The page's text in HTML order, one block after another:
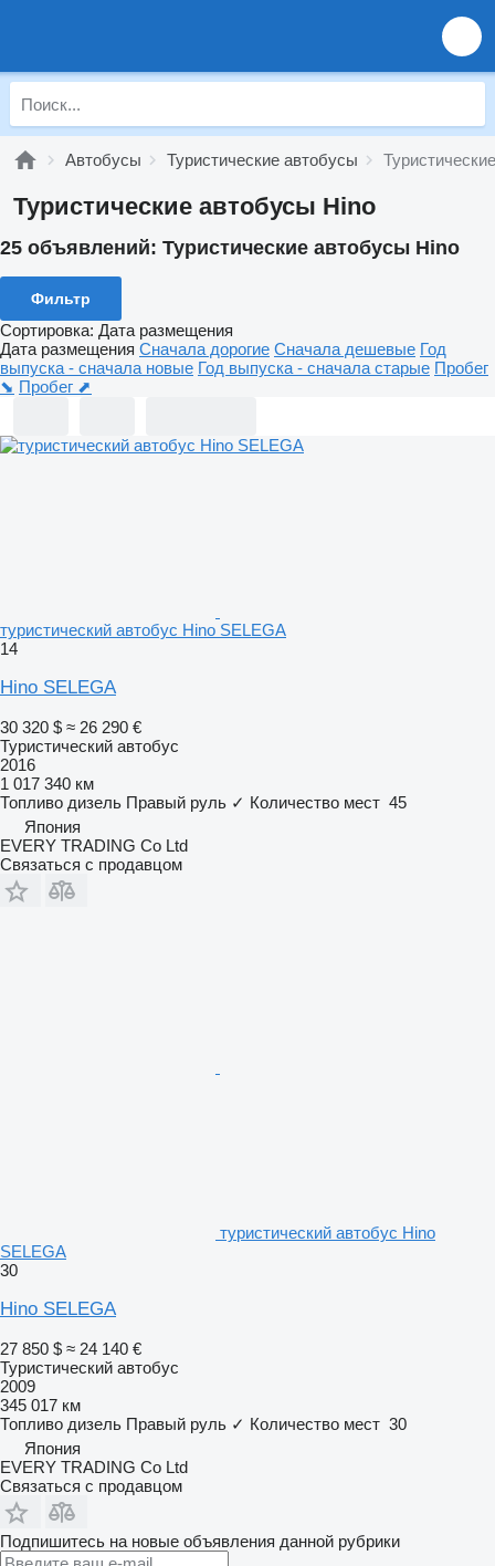
Автобусы Туристические автобусы
Туристические автобусы Hino
25 объявлений: Туристические автобусы Hino
Фильтр
Сортировка: Дата размещения
Дата размещения Сначала дорогие Сначала дешевые Год
выпуска - сначала новые Год выпуска - сначала старые Пробег
⬊ Пробег ⬈
туристический автобус Hino SELEGA
14
Hino SELEGA
30 320 $ ≈ 26 290 €
Туристический автобус
2016
1 017 340 км
Топливо дизель Правый руль ✓ Количество мест 45
Япония
EVERY TRADING Co Ltd
Связаться с продавцом
туристический автобус Hino
SELEGA
30
Hino SELEGA
27 850 $ ≈ 24 140 €
Туристический автобус
2009
345 017 км
Топливо дизель Правый руль ✓ Количество мест 30
Япония
EVERY TRADING Co Ltd
Связаться с продавцом
Подпишитесь на новые объявления данной рубрики